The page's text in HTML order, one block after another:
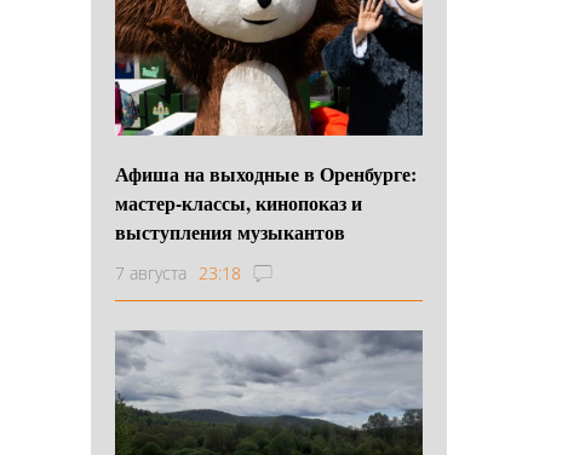
Афиша на выходные в Оренбурге:
мастер-классы, кинопоказ и
выступления музыкантов
7 августа 23:18